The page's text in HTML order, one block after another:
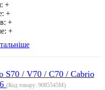
+
+
+
+
S70 / V70 / C70 / Cabrio
(Код товару: 9085545M)